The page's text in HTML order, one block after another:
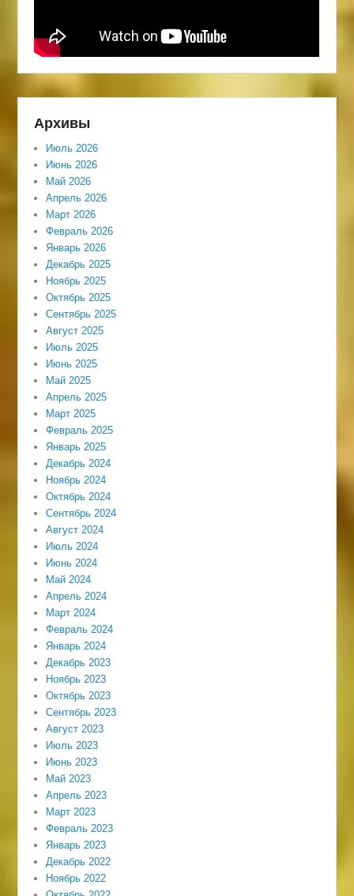
Архивы
Июль 2026
Июнь 2026
Май 2026
Апрель 2026
Март 2026
Февраль 2026
Январь 2026
Декабрь 2025
Ноябрь 2025
Октябрь 2025
Сентябрь 2025
Август 2025
Июль 2025
Июнь 2025
Май 2025
Апрель 2025
Март 2025
Февраль 2025
Январь 2025
Декабрь 2024
Ноябрь 2024
Октябрь 2024
Сентябрь 2024
Август 2024
Июль 2024
Июнь 2024
Май 2024
Апрель 2024
Март 2024
Февраль 2024
Январь 2024
Декабрь 2023
Ноябрь 2023
Октябрь 2023
Сентябрь 2023
Август 2023
Июль 2023
Июнь 2023
Май 2023
Апрель 2023
Март 2023
Февраль 2023
Январь 2023
Декабрь 2022
Ноябрь 2022